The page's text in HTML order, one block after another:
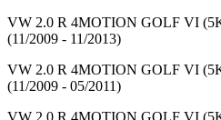
VW 2.0 R 4MOTION GOLF VI
(11/2009 - 11/2013)
VW 2.0 R 4MOTION GOLF VI
(11/2009 - 05/2011)
VW 2.0 R 4MOTION GOLF VI